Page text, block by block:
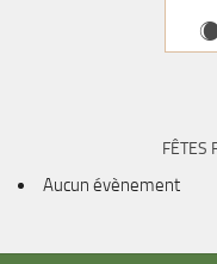
FÊTES
Aucun évènement